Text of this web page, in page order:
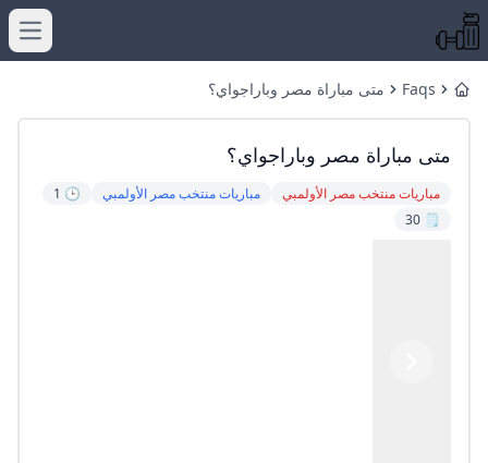
Home
Faqs متى مباراة مصر وباراجواي؟
متى مباراة مصر وباراجواي؟
مباريات منتخب مصر الأولمبي مباريات منتخب مصر الأولمبي
🕒 1
🗒️ 30